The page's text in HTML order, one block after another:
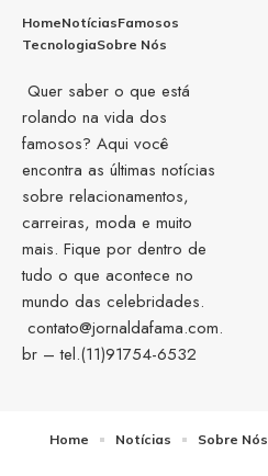
HomeNotíciasFamosos
TecnologiaSobre Nós
Quer saber o que está
rolando na vida dos
famosos? Aqui você
encontra as últimas notícias
sobre relacionamentos,
carreiras, moda e muito
mais. Fique por dentro de
tudo o que acontece no
mundo das celebridades.
contato@jornaldafama.com.
br – tel.(11)91754-6532
Home Notícias Sobre Nós